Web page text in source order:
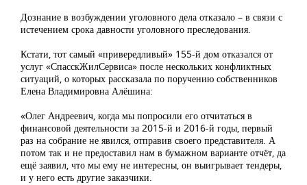
Дознание в возбуждении уголовного дела отказало – в связи с
истечением срока давности уголовного преследования.
Кстати, тот самый «привередливый» 155-й дом отказался от
услуг «СпасскЖилСервиса» после нескольких конфликтных
ситуаций, о которых рассказала по поручению собственников
Елена Владимировна Алёшина:
«Олег Андреевич, когда мы попросили его отчитаться в
финансовой деятельности за 2015-й и 2016-й годы, первый
раз на собрание не явился, отправив своего представителя. А
потом так и не предоставил нам в бумажном варианте отчёт, да
ещё заявил, что мы ему не интересны, он выигрывает тендеры,
и у него есть другие заказчики.